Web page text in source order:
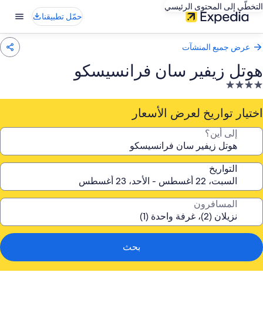
التخطّي إلى المحتوى الرئيسي
حمّل تطبيقنا
عرض جميع المنشآت
هوتل زيفير سان فرانسيسكو
منشأة
فندقية
مصنفة
4.0
اختيار تواريخ لعرض الأسعار
إلى أين؟
التواريخ
المسافرون
بحث